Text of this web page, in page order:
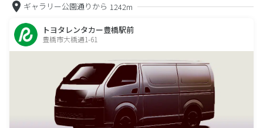
ギャラリー公園通りから 1242m
トヨタレンタカー豊橋駅前
豊橋市大橋通1-61